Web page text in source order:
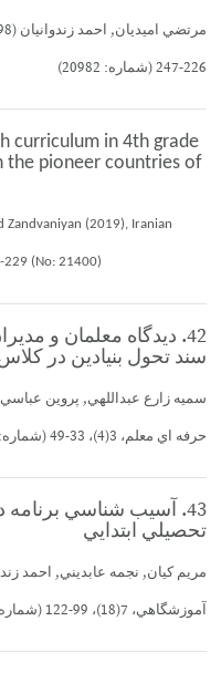
226-247 (شماره: 20982)
curriculum in 4th grade
pioneer countries of
Zandvaniyan (2019), Iranian
(No: 21400)
42. ديدگاه معلمان و
سند تحول بنيادين در
حرفه اي معلم، 3(4)، 33-49 (شماره: 20604)
43. آسيب شناسي
تحصيلي ابتدايي
آموزشگاهي، 7(18)، 99-122 (شماره: 18202)